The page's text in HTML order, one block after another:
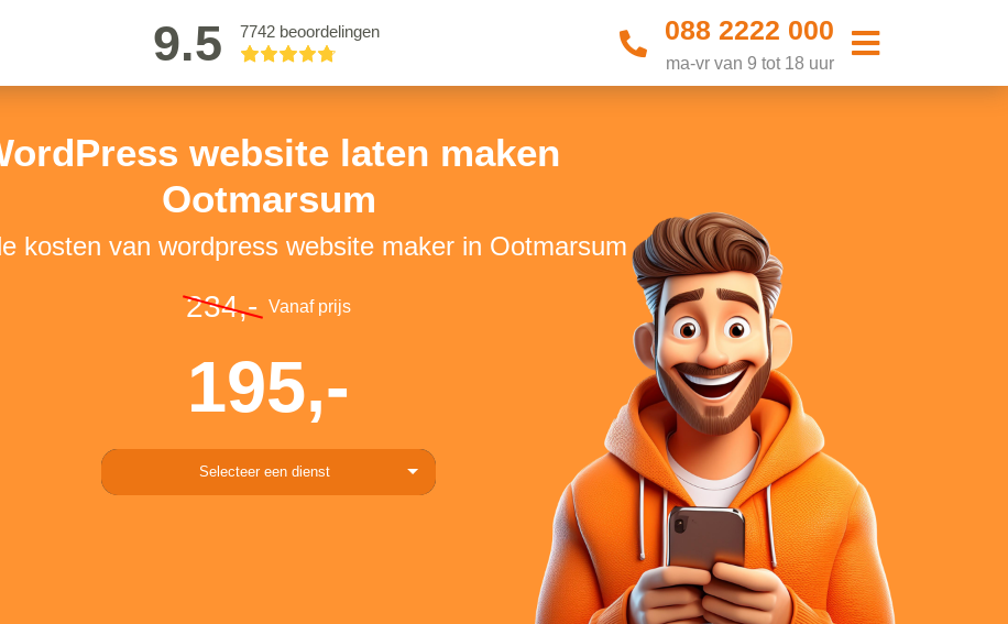
9.5 7742 beoordelingen 088 2222 000
ma-vr van 9 tot 18 uur
website laten maken
Ootmarsum
kosten van wordpress website maker in Ootmarsum
234,- Vanaf prijs
195,-
Selecteer een dienst